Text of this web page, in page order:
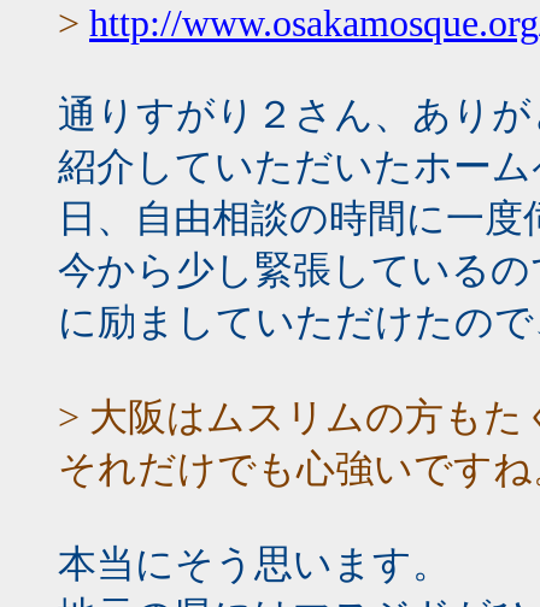
> http://
通りすがり２さん、あり
紹介していただいたホー
日、自由相談の時間に一
今から少し緊張している
に励ましていただけたの
> 大阪はムスリムの方も
それだけでも心強いです
本当にそう思います。